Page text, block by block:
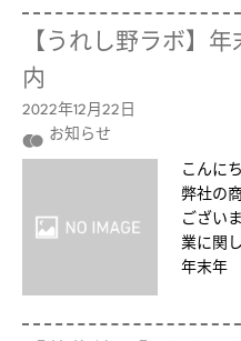
【うれし野ラボ】
内
2022年12月22日
お知らせ
こんに
弊社の
ござい
業に関
年末年